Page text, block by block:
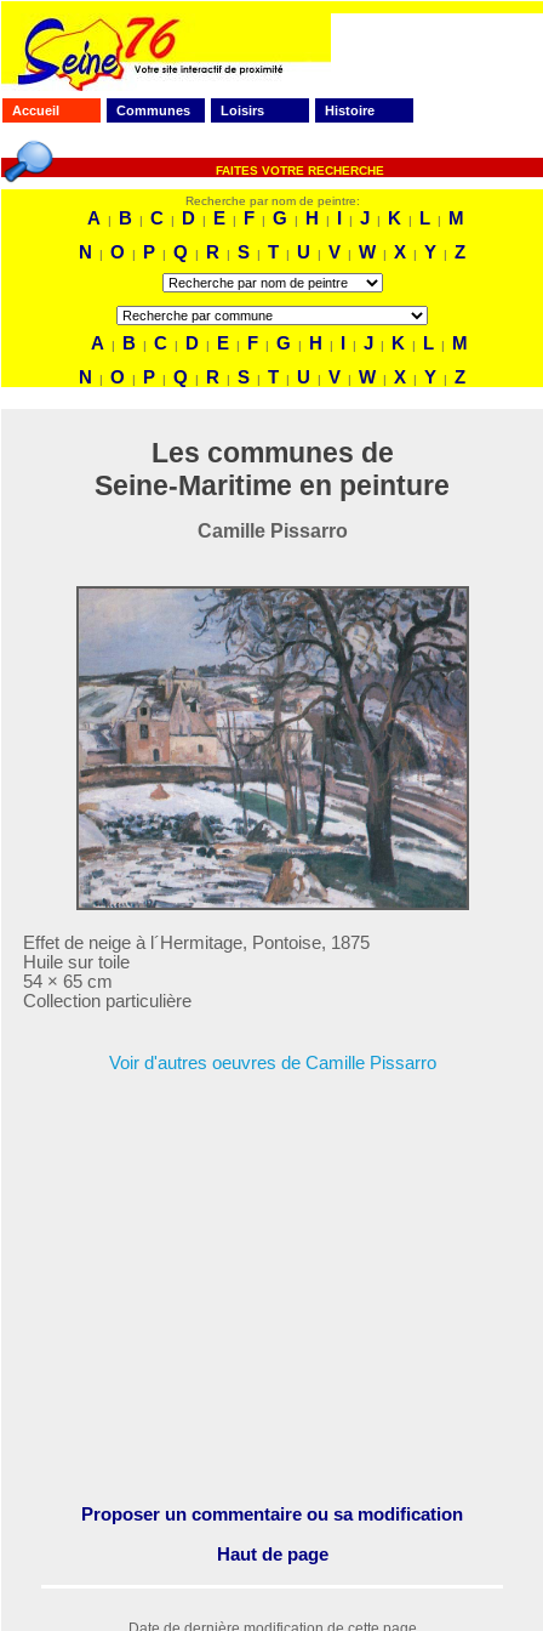
Accueil Communes Loisirs Histoire
FAITES VOTRE RECHERCHE
Recherche par nom de peintre:
A | B | C | D | E | F | G | H | I | J | K | L |
M
N
| O | P | Q | R | S | T | U | V | W | X | Y | Z
A | B | C | D | E | F | G | H | I | J | K | L |
M
N
| O | P | Q | R | S | T | U | V | W | X | Y | Z
Les communes de
Seine-Maritime en peinture
Camille Pissarro
Effet de neige à l´Hermitage, Pontoise, 1875
Huile sur toile
54 × 65 cm
Collection particulière
Voir d'autres oeuvres de Camille Pissarro
Proposer un commentaire ou sa modification
Haut de page